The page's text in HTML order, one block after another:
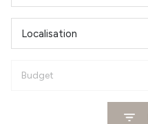
Localisation
Budget